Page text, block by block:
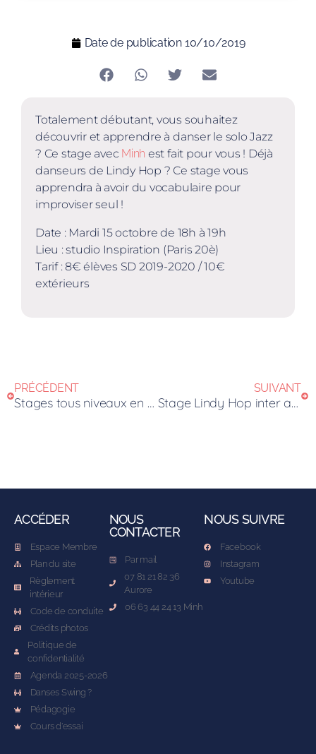
Date de publication 10/10/2019
Totalement débutant, vous souhaitez
découvrir et apprendre à danser le solo Jazz
? Ce stage avec Minh est fait pour vous ! Déjà
danseurs de Lindy Hop ? Ce stage vous
apprendra à avoir du vocabulaire pour
improviser seul !
Date : Mardi 15 octobre de 18h à 19h
Lieu : studio Inspiration (Paris 20è)
Tarif : 8€ élèves SD 2019-2020 / 10€
extérieurs
PRÉCÉDENT
Stages tous niveaux en septembre – Delight Days
SUIVANT
Stage Lindy Hop inter avancé avec Aurore et Minh
ACCÉDER
Espace Membre
Plan du site
Règlement
intérieur
Code de conduite
Crédits photos
Politique de
confidentialité
Agenda 2025-2026
Danses Swing ?
Pédagogie
Cours d'essai
NOUS
CONTACTER
Par mail
07 81 21 82 36
Aurore
06 63 44 24 13 Minh
NOUS SUIVRE
Facebook
Instagram
Youtube